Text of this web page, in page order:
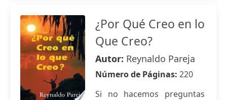
¿Por Qué Creo en lo
Que Creo?
Autor: Reynaldo Pareja
Número de Páginas: 220
Si no hacemos preguntas